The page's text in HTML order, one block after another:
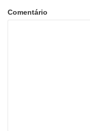
Comentário